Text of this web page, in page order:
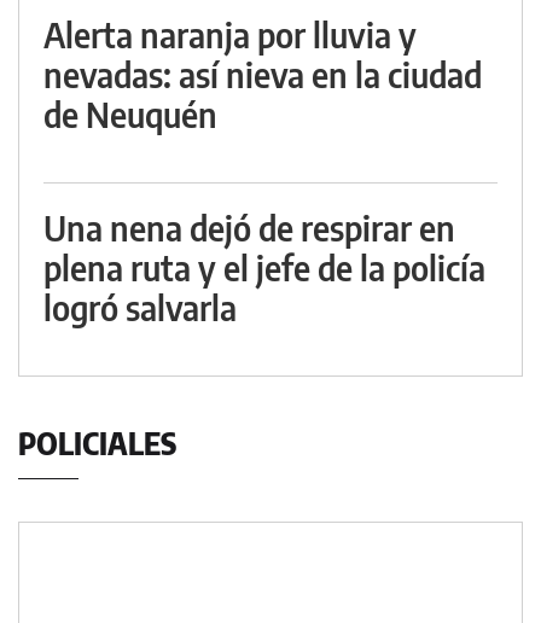
Alerta naranja por lluvia y
nevadas: así nieva en la ciudad
de Neuquén
Una nena dejó de respirar en
plena ruta y el jefe de la policía
logró salvarla
POLICIALES